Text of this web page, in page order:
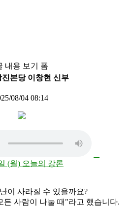
내용 보기 폼
진본당 이창현 신부
08/04 08:14
(월) 오늘의 강론
이 사라질 수 있을까요?
든 사람이 나눌 때"라고 했습니다.